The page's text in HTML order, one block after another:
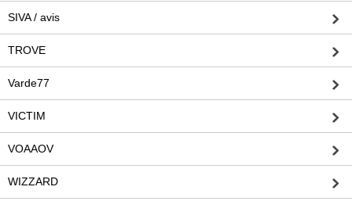
SIVA / avis
TROVE
Varde77
VICTIM
VOAAOV
WIZZARD